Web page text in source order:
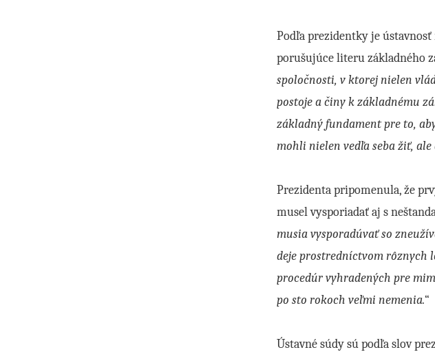
Podľa prezidentky je ústavnosť
porušujúce literu základného
spoločnosti, v ktorej nielen
postoje a činy k základnému
základný fundament pre to,
mohli nielen vedľa seba žiť,
Prezidenta pripomenula, že
musel vysporiadať aj s
musia vysporadúvať so
deje prostredníctvom rôznych
procedúr vyhradených pre
po sto rokoch veľmi nemenia.“
Ústavné súdy sú podľa slov